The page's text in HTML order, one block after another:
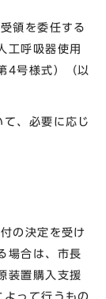
領を委任する
工呼吸器使用
4号様式）（以
、必要に応じ
の決定を受け
場合は、市長
装置購入支援
って行うもの